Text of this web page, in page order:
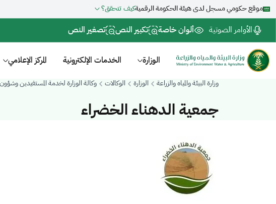
موقع حكومي مسجل لدى هيئة الحكومة الرقميةكيف تتحقق؟
الأوامر الصوتية ألوان خاصة تكبير النص تصغير النص
الوزارة الخدمات الإلكترونية المركز الإعلامي
وزارة البيئة والمياه والزراعة الوزارة الوكالات وكالة الوزارة لخدمة المستفيدين
جمعية الدهناء الخضراء